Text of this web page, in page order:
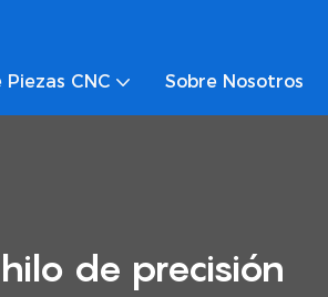
Piezas CNC Sobre Nosotros
de precisión